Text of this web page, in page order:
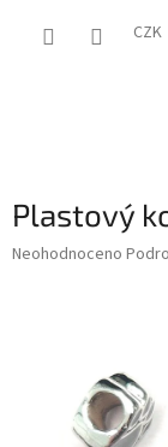
CZK
Plastový
Průměrné
hvězdiček.
Neohodnoceno